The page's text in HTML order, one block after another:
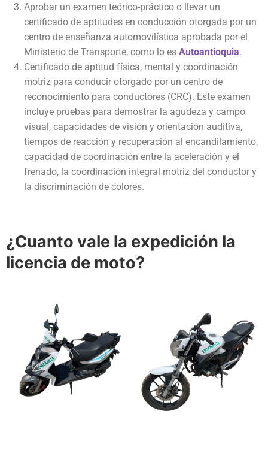
Aprobar un examen teórico-práctico o llevar un
certificado de aptitudes en conducción otorgada por un
centro de enseñanza automovilística aprobada por el
Ministerio de Transporte, como lo es Autoantioquia.
Certificado de aptitud física, mental y coordinación
motriz para conducir otorgado por un centro de
reconocimiento para conductores (CRC). Este examen
incluye pruebas para demostrar la agudeza y campo
visual, capacidades de visión y orientación auditiva,
tiempos de reacción y recuperación al encandilamiento,
capacidad de coordinación entre la aceleración y el
frenado, la coordinación integral motriz del conductor y
la discriminación de colores.
¿Cuanto vale la expedición la
licencia de moto?